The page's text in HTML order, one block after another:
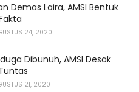
Demas Laira, AMSI Bentuk
24, 2020
Dibunuh, AMSI Desak
21, 2020